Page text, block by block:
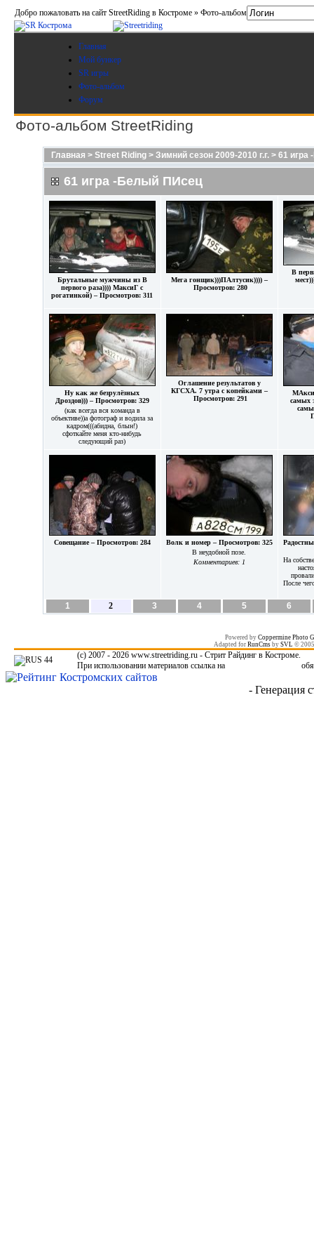
Добро пожаловать на сайт StreetRiding в Костроме » Фото-альбом
Главная
Мой бункер
SR игры
Фото-альбом
Форум
Фото-альбом StreetRiding
Главная > Street Riding> Зимний сезон 2009-2010 г.г.> 61 игра
61 игра -Белый ПИсец
Брутальные мужчины из В
первого раза)))) МаксиГ с
рогатинкой) – Просмотров: 311
Мега гонщик)))ПАлтусик)))) –
Просмотров: 280
В
Ну как же безрулёзных
Дроздов))) – Просмотров: 329
(как всегда вся команда в
объективе))а фотограф и водила за
кадром(((абидна, блын!)
сфоткайте меня кто-нибудь
следующий раз)
Оглашение результатов у
КГСХА. 7 утра с копейками –
Просмотров: 291
самых
Совещание – Просмотров: 284
Волк и номер – Просмотров: 325
В неудобной позе.
Комментариев: 1
На
После
1 2 3 4 5 6
Powered by Coppermine Photo
Adapted for RunCmsby SVL ©
(c) 2007 - 2026 www.streetriding.ru - Стрит Райдинг в Костроме.
При использовании материалов ссылка на
- Генерация